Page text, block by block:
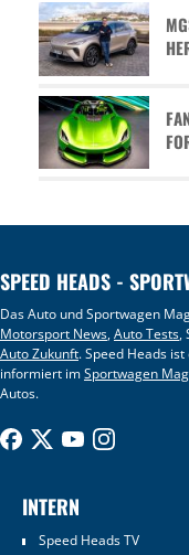
SPEED HEADS -
Das Auto und Sportwagen
Motorsport News,Auto Tests,
Auto Zukunft. Speed Heads
informiert imSportwagen
Autos.
INTERN
Speed Heads TV